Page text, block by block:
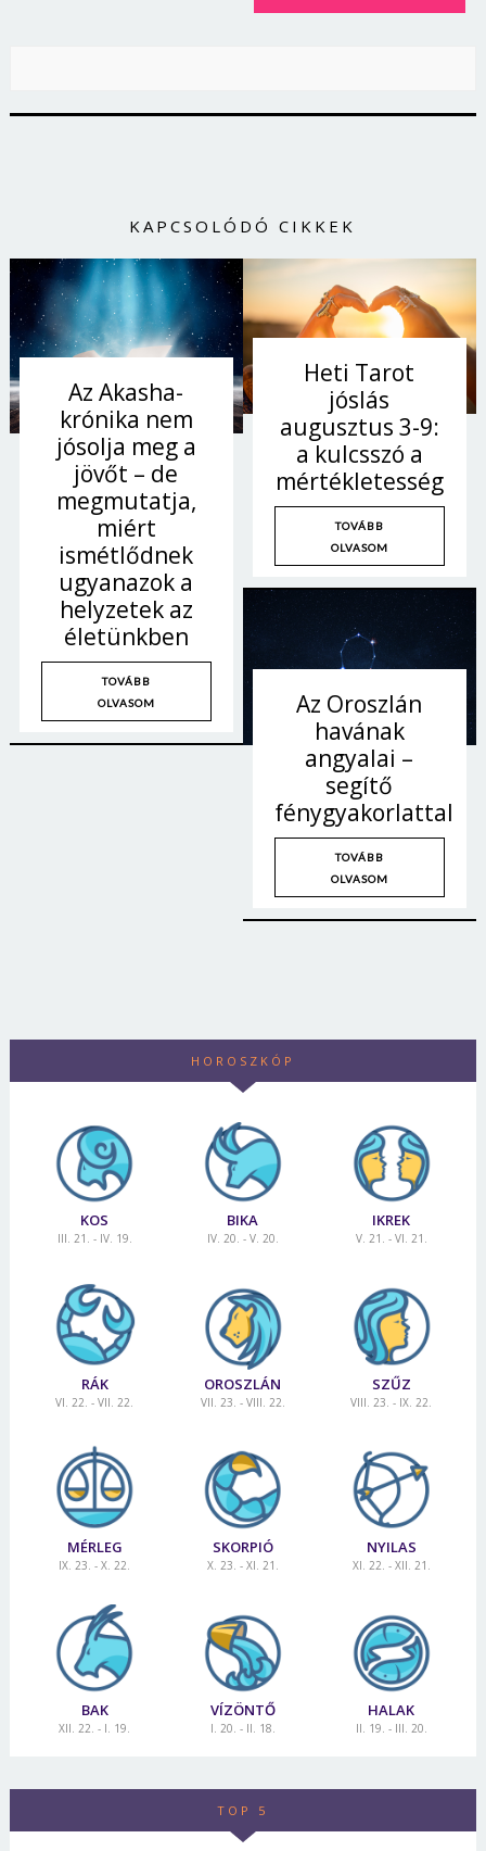
KAPCSOLÓDÓ CIKKEK
Az Akasha-
krónika nem
jósolja meg a
jövőt – de
megmutatja,
miért
ismétlődnek
ugyanazok a
helyzetek az
életünkben
TOVÁBB
OLVASOM
Heti Tarot
jóslás
augusztus 3-9:
a kulcsszó a
mértékletesség
TOVÁBB
OLVASOM
Az Oroszlán
havának
angyalai –
segítő
fénygyakorlattal
TOVÁBB
OLVASOM
HOROSZKÓP
KOS
III. 21. - IV. 19.
BIKA
IV. 20. - V. 20.
IKREK
V. 21. - VI. 21.
RÁK
VI. 22. - VII. 22.
OROSZLÁN
VII. 23. - VIII. 22.
SZŰZ
VIII. 23. - IX. 22.
MÉRLEG
IX. 23. - X. 22.
SKORPIÓ
X. 23. - XI. 21.
NYILAS
XI. 22. - XII. 21.
BAK
XII. 22. - I. 19.
VÍZÖNTŐ
I. 20. - II. 18.
HALAK
II. 19. - III. 20.
TOP 5
Mégse Bejelentkezés